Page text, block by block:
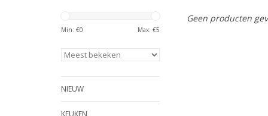
Min: €0 Max: €5
NIEUW
KEUKEN
Geen producten